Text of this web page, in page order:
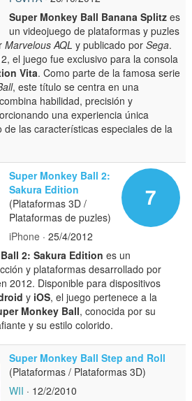
Super Monkey Ball Banana Splitz es
un videojuego de plataformas y puzles
Marvelous AQL y publicado porSega.
el juego fue exclusivo para la consola
Vita. Como parte de la famosa serie
, este título se centra en una
habilidad, precisión y
una experiencia única
de las características especiales de la
7
Super Monkey Ball 2:
Sakura Edition
(Plataformas 3D /
Plataformas de puzles)
iPhone · 25/4/2012
2: Sakura Edition es un
y plataformas desarrollado por
2012. Disponible para dispositivos
y iOS, el juego pertenece a la
Monkey Ball, conocida por su
y su estilo colorido.
Super Monkey Ball Step and Roll
(Plataformas / Plataformas 3D)
WII · 12/2/2010